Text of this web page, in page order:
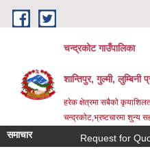
Skip to main content
चन्द्रकोट गाउँपालिका
शान्तिपुर, गुल्मी, लुम्बिनी
हरेक क्षेत्रमा सबैको
चन्द्रकोट,भ्रष्टचारमा शुन्य
समाचार Request for